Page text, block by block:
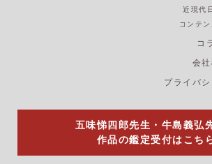
近現代
コンテ
コ
会
プライバ
五味悌四郎先生・牛島義弘
作品の鑑定受付はこち